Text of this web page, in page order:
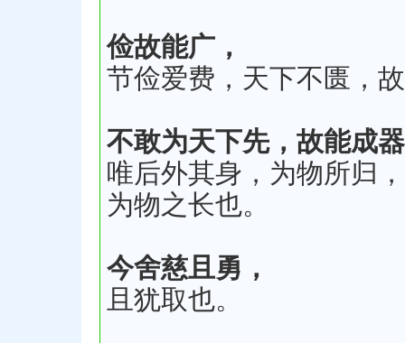
俭故能广，
节俭爱费，天下不匮，
不敢为天下先，故能成
唯后外其身，为物所归
为物之长也。
今舍慈且勇，
且犹取也。